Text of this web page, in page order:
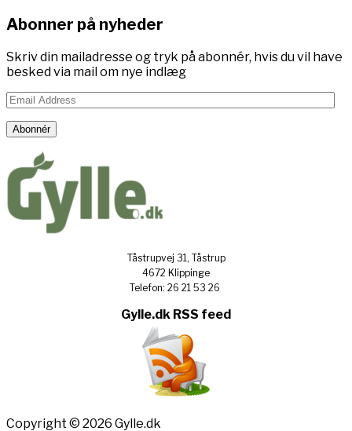
Abonner på nyheder
Skriv din mailadresse og tryk på abonnér, hvis du vil have
besked via mail om nye indlæg
Email
Address
Abonnér
Tåstrupvej 31, Tåstrup
4672 Klippinge
Telefon: 26 21 53 26
Gylle.dk RSS feed
Copyright © 2026 Gylle.dk